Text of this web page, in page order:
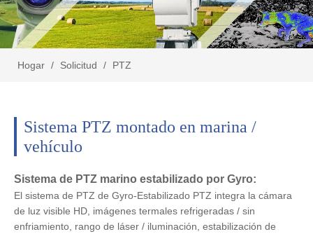
Hogar / Solicitud / PTZ
Sistema PTZ montado en marina /
vehículo
Sistema de PTZ marino estabilizado por Gyro:
El sistema de PTZ de Gyro-Estabilizado PTZ integra la cámara
de luz visible HD, imágenes termales refrigeradas / sin
enfriamiento, rango de láser / iluminación, estabilización de